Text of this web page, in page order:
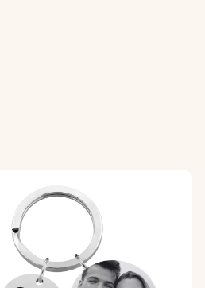
glänzende Oberfläche, die lange
Spezifikationen: